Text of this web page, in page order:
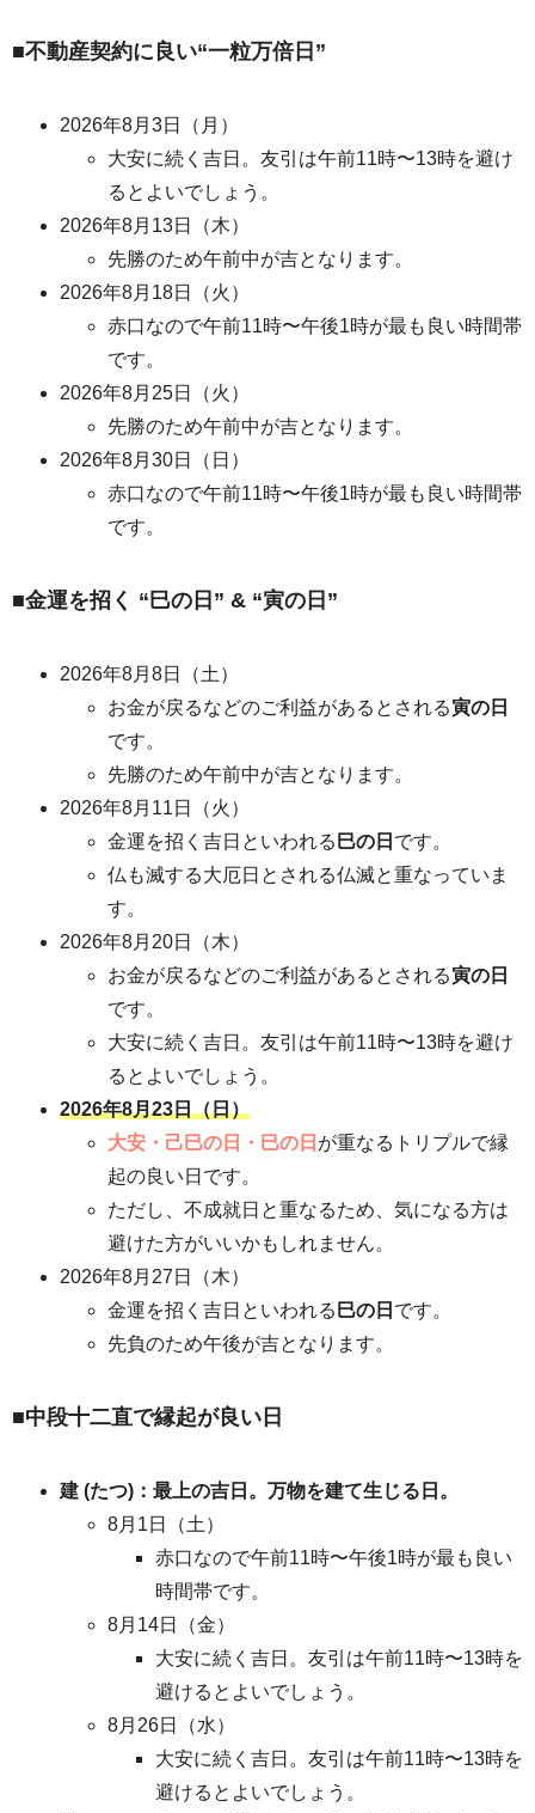
■不動産契約に良い“一粒万倍日”
2026年8月3日（月）
大安に続く吉日。友引は午前11時〜13時を避け
るとよいでしょう。
2026年8月13日（木）
先勝のため午前中が吉となります。
2026年8月18日（火）
赤口なので午前11時〜午後1時が最も良い時間帯
です。
2026年8月25日（火）
先勝のため午前中が吉となります。
2026年8月30日（日）
赤口なので午前11時〜午後1時が最も良い時間帯
です。
■金運を招く “巳の日” & “寅の日”
2026年8月8日（土）
お金が戻るなどのご利益があるとされる寅の日
です。
先勝のため午前中が吉となります。
2026年8月11日（火）
金運を招く吉日といわれる 巳の日 です。
仏も滅する大厄日とされる仏滅と重なっていま
す。
2026年8月20日（木）
お金が戻るなどのご利益があるとされる寅の日
です。
大安に続く吉日。友引は午前11時〜13時を避け
るとよいでしょう。
2026年8月23日（日）
大安・己巳の日・巳の日 が重なる トリプルで縁
起の良い日です。
ただし、不成就日と重なるため、気になる方は
避けた方がいいかもしれません。
2026年8月27日（木）
金運を招く吉日といわれる 巳の日 です。
先負のため午後が吉となります。
■中段十二直で縁起が良い日
建 (たつ)：最上の吉日。万物を建て生じる日。
8月1日（土）
赤口なので午前11時〜午後1時が最も良い
時間帯です。
8月14日（金）
大安に続く吉日。友引は午前11時〜13時を
避けるとよいでしょう。
8月26日（水）
大安に続く吉日。友引は午前11時〜13時を
避けるとよいでしょう。